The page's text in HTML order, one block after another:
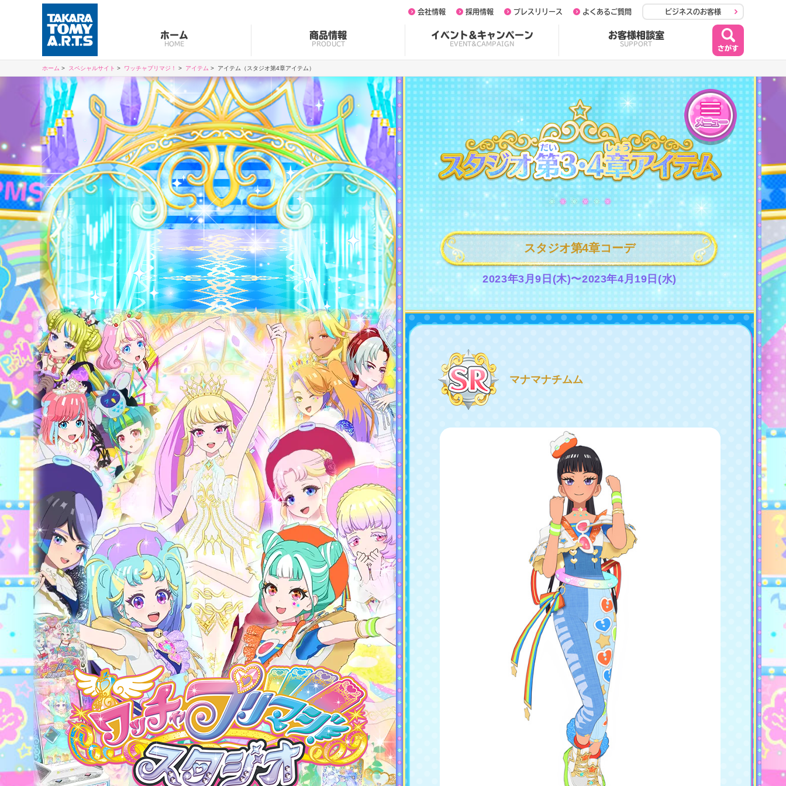
ホーム
HOME
商品情報
PRODUCT
イベント&キャンペーン
EVENT&CAMPAIGN
お客様相談室
SUPPORT
会社情報 採用情報 プレスリリース よくあるご質問 ビジネスのお客様
ホーム スペシャルサイト ワッチャプリマジ！ アイテム アイテム（スタジオ第4章アイテム）
メニュー
第2P04章アイテム
スタジオ第4章コーデ
2023年3月9日(木)〜2023年4月19日(水)
マナマナチムム
レアリティ
ワッチャ
ブランド
ジャンル/カラー
テイスト